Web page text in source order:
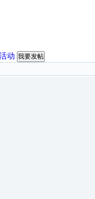
动 我要发帖